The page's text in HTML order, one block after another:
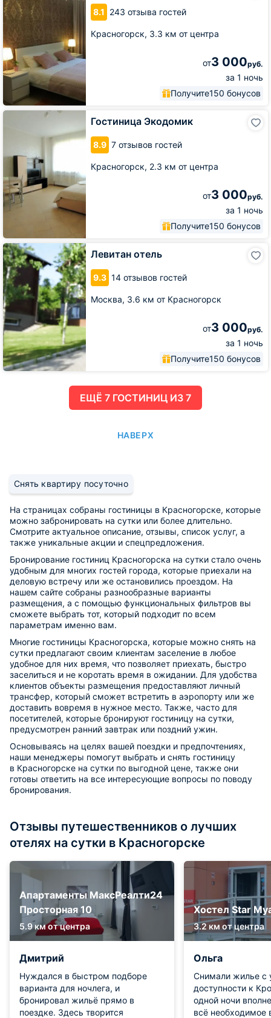
8.1 243 отзыва гостей
Красногорск, 3.3 км от центра
от3 000руб.
за 1 ночь
Получите150 бонусов
Гостиница Экодомик
8.9 7 отзывов гостей
Красногорск, 2.3 км от центра
от3 000руб.
за 1 ночь
Получите150 бонусов
Гостиница
Левитан отель
9.3 14 отзывов гостей
Москва, 3.6 км от Красногорск
от3 000руб.
за 1 ночь
Получите150 бонусов
Левитан
отель
ЕЩË 7 ГОСТИНИЦ ИЗ 7
НАВЕРХ
Снять квартиру посуточно
На страницах собраны гостиницы в Красногорске, которые
можно забронировать на сутки или более длительно.
Смотрите актуальное описание, отзывы, список услуг, а
также уникальные акции и спецпредложения.
Бронирование гостиниц Красногорска на сутки стало очень
удобным для многих гостей города, которые приехали на
деловую встречу или же остановились проездом. На
нашем сайте собраны разнообразные варианты
размещения, а с помощью функциональных фильтров вы
сможете выбрать тот, который подходит по всем
параметрам именно вам.
Многие гостиницы Красногорска, которые можно снять на
сутки предлагают своим клиентам заселение в любое
удобное для них время, что позволяет приехать, быстро
заселиться и не коротать время в ожидании. Для удобства
клиентов объекты размещения предоставляют личный
трансфер, который сможет встретить в аэропорту или же
доставить вовремя в нужное место. Также, часто для
посетителей, которые бронируют гостиницу на сутки,
предусмотрен ранний завтрак или поздний ужин.
Основываясь на целях вашей поездки и предпочтениях,
наши менеджеры помогут выбрать и снять гостиницу
в Красногорске на сутки по выгодной цене, также они
готовы ответить на все интересующие вопросы по поводу
бронирования.
Отзывы путешественников о лучших
отелях на сутки в Красногорске
Апартаменты МаксРеалти24
Просторная 10
5.9 км от центра
Дмитрий
Нуждался в быстром подборе
варианта для ночлега, и
бронировал жильё прямо в
поездке. Здесь творится
Хостел Star
3.2 км от центра
Ольга
Снимали жилье с
доступности к
одной ночи
всё необходимое